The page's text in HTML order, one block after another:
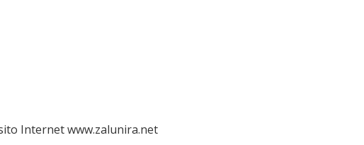
Internet www.zalunira.net